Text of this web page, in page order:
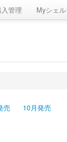
管理 Myシェ
売 10月発売